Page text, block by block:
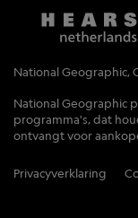
National Geographic,
National Geographic
programma's, dat
ontvangt voor
Privacyverklaring